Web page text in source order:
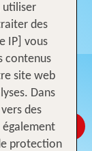
utiliser
des
IP] vous
contenus
site web
Dans
des
également
protection